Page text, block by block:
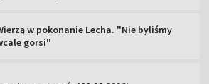
w pokonanie Lecha. "Nie byliśmy
gorsi"